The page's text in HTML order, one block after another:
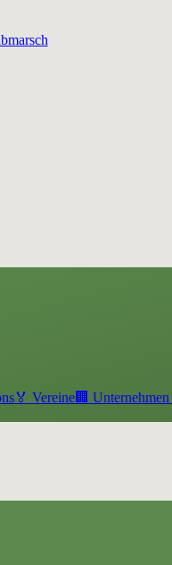
🏅 Vereine🏢 Unternehmen